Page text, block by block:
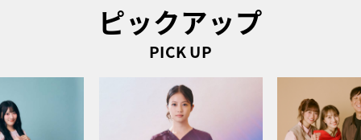
ピックアップ
PICK UP